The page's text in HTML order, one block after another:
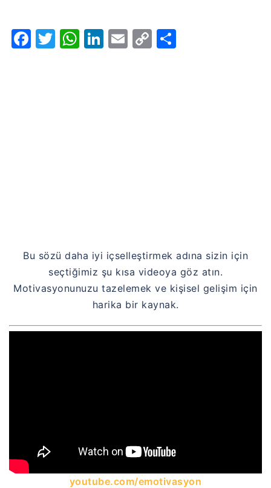
Facebook
Twitter
WhatsApp
LinkedIn
Email
Copy
Bu sözü daha iyi içselleştirmek adına sizin için
seçtiğimiz şu kısa videoya göz atın.
Motivasyonunuzu tazelemek ve kişisel gelişim için
harika bir kaynak.
youtube.com/emotivasyon